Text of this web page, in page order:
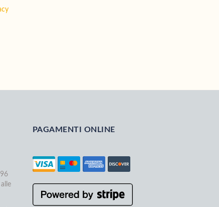
PAGAMENTI ONLINE